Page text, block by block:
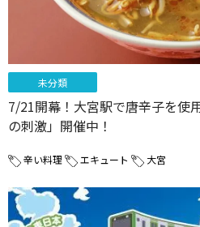
未分類
7/21開幕！大宮駅で唐辛子を使
の刺激」開催中！
辛い料理 エキュート 大宮